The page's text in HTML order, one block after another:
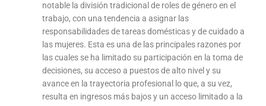
notable la división tradicional de roles de género en el
trabajo, con una tendencia a asignar las
responsabilidades de tareas domésticas y de cuidado a
las mujeres. Esta es una de las principales razones por
las cuales se ha limitado su participación en la toma de
decisiones, su acceso a puestos de alto nivel y su
avance en la trayectoria profesional lo que, a su vez,
resulta en ingresos más bajos y un acceso limitado a la